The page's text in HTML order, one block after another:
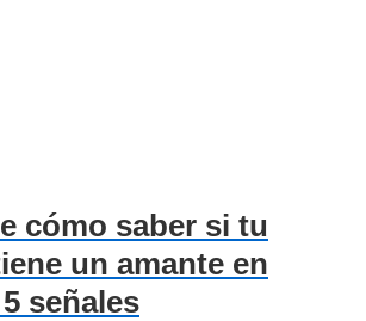
cómo saber si tu
un amante en
señales